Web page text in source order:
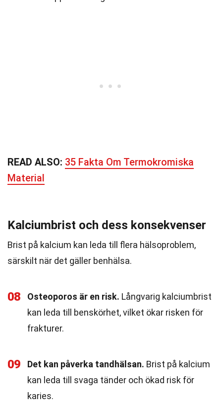
READ ALSO: 35 Fakta Om Termokromiska
Material
Kalciumbrist och dess konsekvenser
Brist på kalcium kan leda till flera hälsoproblem,
särskilt när det gäller benhälsa.
08 Osteoporos är en risk. Långvarig kalciumbrist
kan leda till benskörhet, vilket ökar risken för
frakturer.
09 Det kan påverka tandhälsan. Brist på kalcium
kan leda till svaga tänder och ökad risk för
karies.